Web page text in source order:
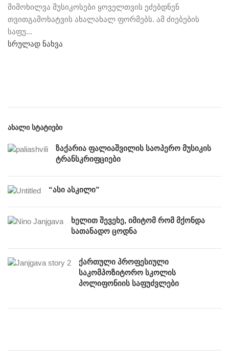
მიმოხილვა მუსიკოსები ყოველთვის ეძებდნენ
თვითგამოხატვის ახალახალ ფორმებს. ამ ძიებების
საფუ...
სრულად ნახვა
ᲐᲮᲐᲚᲘ ᲡᲢᲐᲢᲘᲔᲑᲘ
ზაქარია ფალიაშვილის საოპერო მუსიკის
ტრანსკრიფციები
“ასი ასკილი”
ხელით შევეხე, იმიტომ რომ მქონდა
სათანადო ცოდნა
ქართული პროფესიული
საკომპოზიტორო სკოლის
პოლიფონიის საფუძვლები